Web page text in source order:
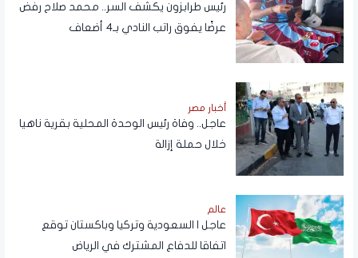
رئيس طرابزون يكشف السر.. محمد صلاح رفض
عرضًا يفوق راتب النادي بـ4 أضعاف
أخبار مصر
عاجل.. وفاة رئيس الوحدة المحلية بقرية ناهيا
خلال حملة إزالة
عالم
عاجل | السعودية وتركيا وباكستان توقع
اتفاقا للدفاع المشترك في الرياض